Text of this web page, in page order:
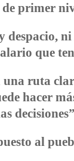
primer
despacio,
que
una ruta
hacer
al